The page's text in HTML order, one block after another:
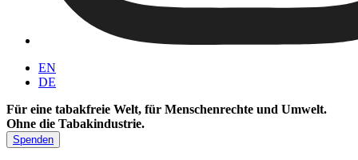
EN
DE
Für eine tabakfreie Welt, für Menschenrechte und Umwelt.
Ohne die Tabakindustrie.
Spenden